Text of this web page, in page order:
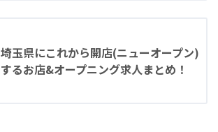
埼玉県にこれから開店(ニューオープン)
するお店&オープニング求人まとめ！